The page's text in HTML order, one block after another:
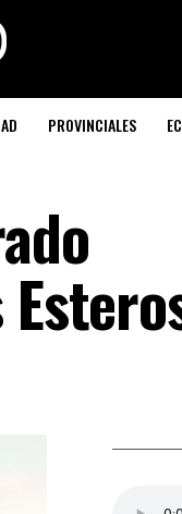
PROVINCIALES